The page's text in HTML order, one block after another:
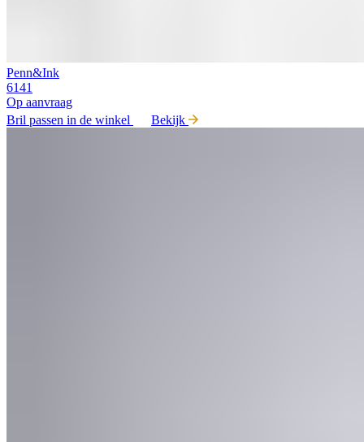
Penn&Ink
6141
Op aanvraag
Bril passen in de winkel
Bekijk